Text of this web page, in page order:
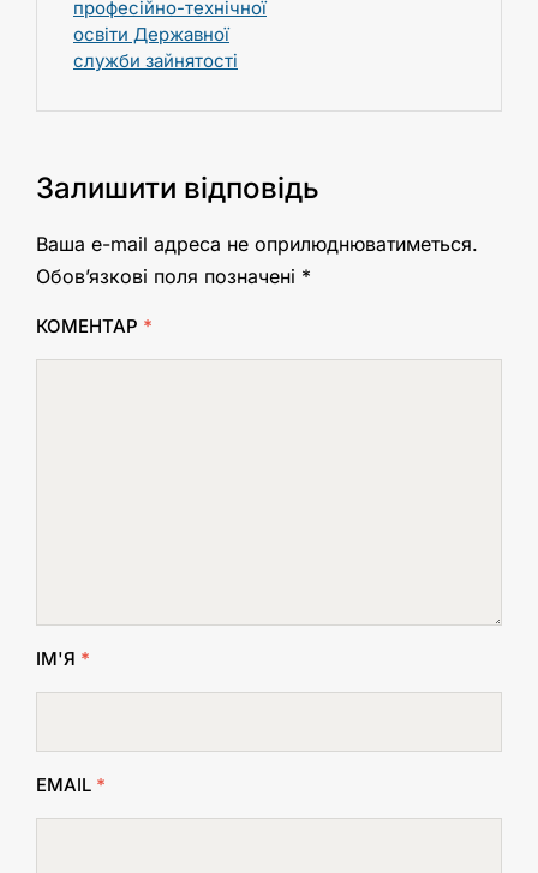
професійно-технічної
освіти Державної
служби зайнятості
Залишити відповідь
Ваша e-mail адреса не оприлюднюватиметься.
Обов’язкові поля позначені *
КОМЕНТАР *
ІМ'Я *
EMAIL *